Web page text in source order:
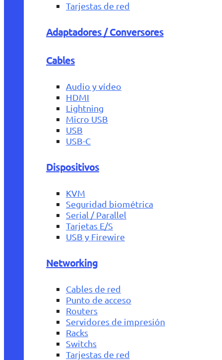
Tarjestas de red
Adaptadores / Conversores
Cables
Audio y vídeo
HDMI
Lightning
Micro USB
USB
USB-C
Dispositivos
KVM
Seguridad biométrica
Serial / Parallel
Tarjetas E/S
USB y Firewire
Networking
Cables de red
Punto de acceso
Routers
Servidores de impresión
Racks
Switchs
Tarjestas de red